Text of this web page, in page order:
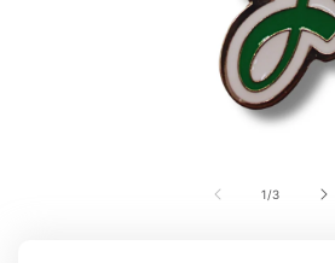
1/de
3